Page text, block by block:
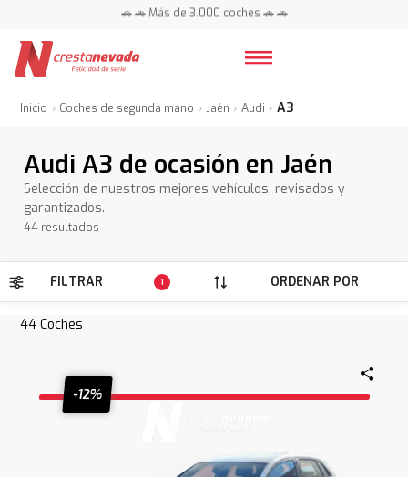
📍 Centros en toda España ⭐
📍 Centros en toda España ⭐
Inicio Coches de segunda mano Jaén Audi A3
Audi A3 de ocasión en Jaén
Selección de nuestros mejores vehículos, revisados y
garantizados.
44 resultados
FILTRAR 1 ORDENAR POR
44 Coches
-12%